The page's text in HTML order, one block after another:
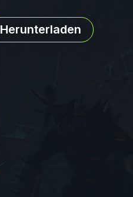
Herunterladen